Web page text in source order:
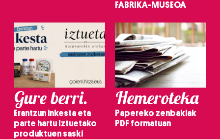
FABRIKA-MUSEOA
Gure berri.
Erantzun inkesta eta
parte hartu Iztuetako
produktuen saski
Hemeroteka
Papereko zenbakiak
PDF formatuan